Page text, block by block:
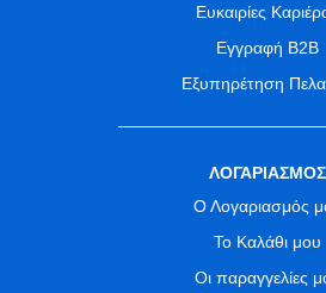
Ευκαιρίες
Εγγραφή B2B
Εξυπηρέτηση
ΛΟΓΑΡΙΑΣΜΟΣ
Ο Λογαριασμός
Το Καλάθι μου
Οι παραγγελίες